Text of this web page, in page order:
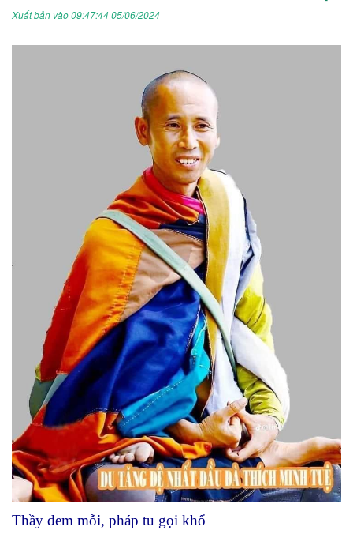
Xuất bản vào 09:47:44 05/06/2024
Thầy đem mỗi, pháp tu gọi khổ